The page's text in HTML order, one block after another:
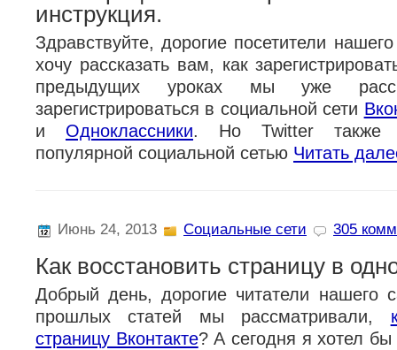
инструкция.
Здравствуйте, дорогие посетители
хочу рассказать вам, как
предыдущих уроках мы уже
зарегистрироваться в социальной сети
и Одноклассники. Но Twitter также
популярной социальной сетью Читать
Июнь 24, 2013 Социальные сети 305
Как восстановить страницу в
Добрый день, дорогие читатели нашего
прошлых статей мы рассматривали,
страницу Вконтакте? А сегодня я хотел бы